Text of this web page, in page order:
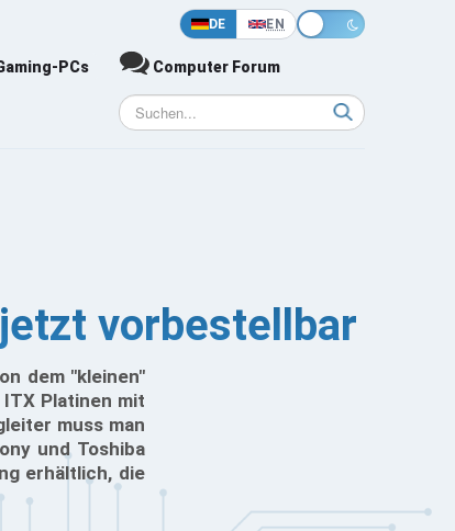
DE EN
PCs Computer Forum
vorbestellbar
dem "kleinen"
Platinen mit
muss man
und Toshiba
erhältlich, die